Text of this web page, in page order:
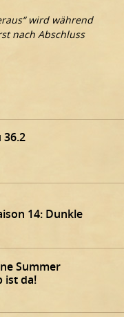
wird während
nach Abschluss
36.2
14: Dunkle
Summer
ist da!